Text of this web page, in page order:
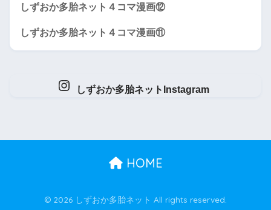
しずおか多胎ネット４コマ漫画⑫
しずおか多胎ネット４コマ漫画⑪
しずおか多胎ネットInstagram
HOME
© 2026 しずおか多胎ネット All rights reserved.